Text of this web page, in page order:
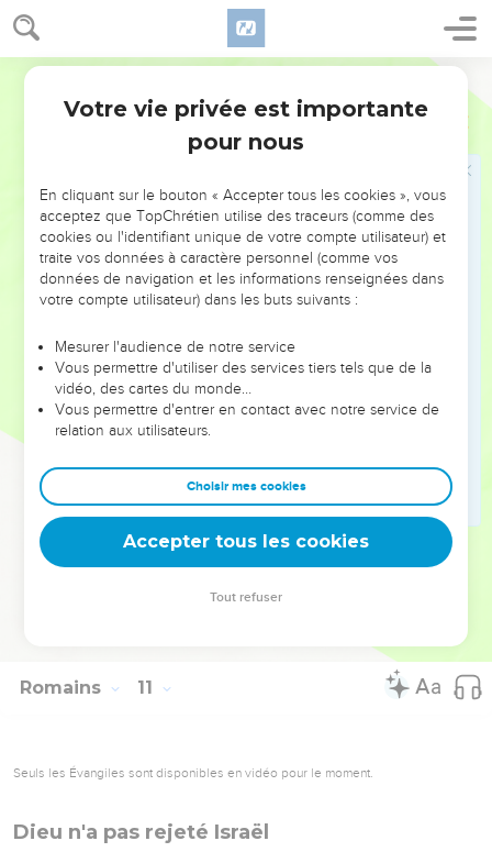
Romains 10
sans prédicateurs ?
Et comment y aura-t-il des prédicateurs, s’ils ne sont pas
envoyés ? selon qu’il est écrit : Qu’ils sont beaux, Les pieds
de ceux qui annoncent de bonnes nouvelles.
Mais tous n’ont pas obéi à la bonne nouvelle. Aussi Ésaïe
dit-il : Seigneur, qui a cru à ce que nous avons fait entendre ?
Ainsi la foi vient de ce qu’on entend, et ce qu’on entend
vient de la parole du Christ.
Mais je dis : N’ont-ils pas entendu ? Au contraire ! Leur
voix est allée par toute la terre, Et leurs paroles jusqu’aux
extrémités du monde.
Mais je dis : Israël ne l’a-t-il pas su ? Le premier, Moïse dit :
Je vous rendrai jaloux de ce qui n’est pas une nation ; Par
une nation sans intelligence, je provoquerai votre irritation.
Et Ésaïe pousse la hardiesse jusqu’à dire : J’ai été trouvé
ceux qui ne m’interrogeaient pas.
Mais à l’égard d’Israël il dit : Tout le jour j’ai tendu mes
mains vers un peuple rebelle et contredisant.
© Société biblique française – Bibli’O, 1978, avec autorisation. Pour vous procurer
Romains 11
Seuls les Évangiles sont disponibles en vidéo pour le moment.
Dieu n'a pas rejeté Israël
Votre vie privée est importante
pour nous
En cliquant sur le bouton « Accepter tous les cookies », vous
acceptez que TopChrétien utilise des traceurs (comme des
cookies ou l'identifiant unique de votre compte utilisateur) et
traite vos données à caractère personnel (comme vos
données de navigation et les informations renseignées dans
votre compte utilisateur) dans les buts suivants :
Mesurer l'audience de notre service
Vous permettre d'utiliser des services tiers tels que de la
vidéo, des cartes du monde…
Vous permettre d'entrer en contact avec notre service de
relation aux utilisateurs.
Choisir mes cookies
Accepter tous les cookies
Tout refuser